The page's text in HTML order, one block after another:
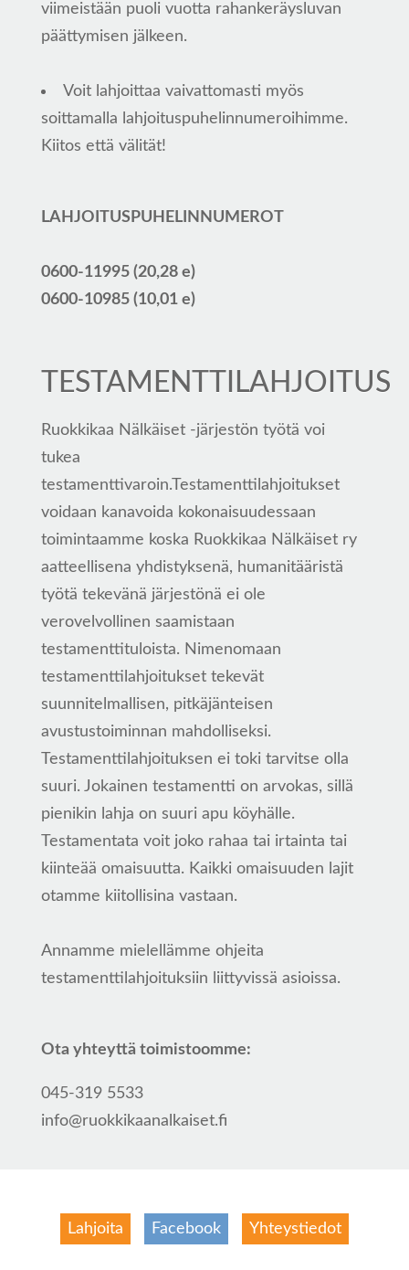
viimeistään puoli vuotta rahankeräysluvan
päättymisen jälkeen.
Voit lahjoittaa vaivattomasti myös
soittamalla lahjoituspuhelinnumeroihimme.
Kiitos että välität!
LAHJOITUSPUHELINNUMEROT
0600-11995 (20,28 e)
0600-10985 (10,01 e)
TESTAMENTTILAHJOITUS
Ruokkikaa Nälkäiset -järjestön työtä voi
tukea
testamenttivaroin.Testamenttilahjoitukset
voidaan kanavoida kokonaisuudessaan
toimintaamme koska Ruokkikaa Nälkäiset ry
aatteellisena yhdistyksenä, humanitääristä
työtä tekevänä järjestönä ei ole
verovelvollinen saamistaan
testamenttituloista. Nimenomaan
testamenttilahjoitukset tekevät
suunnitelmallisen, pitkäjänteisen
avustustoiminnan mahdolliseksi.
Testamenttilahjoituksen ei toki tarvitse olla
suuri. Jokainen testamentti on arvokas, sillä
pienikin lahja on suuri apu köyhälle.
Testamentata voit joko rahaa tai irtainta tai
kiinteää omaisuutta. Kaikki omaisuuden lajit
otamme kiitollisina vastaan.
Annamme mielellämme ohjeita
testamenttilahjoituksiin liittyvissä asioissa.
Ota yhteyttä toimistoomme:
045-319 5533
info@ruokkikaanalkaiset.fi
Lahjoita Facebook Yhteystiedot